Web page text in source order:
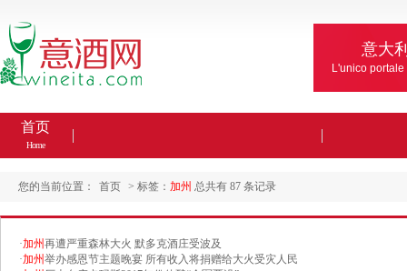
意大
L'unico
首页
Home
您的当前位置： 首页 > 标签： 加州 总共有 87 条记录
·加州再遭严重森林大火 默多克酒庄受波及
·加州举办感恩节主题晚宴 所有收入将捐赠给大火受灾人民